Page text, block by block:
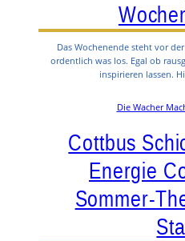
Das Wochenende steht vor
ordentlich was los. Egal ob
inspirieren lassen.
Die Wacher
Cottbus
Energie
Sommer-